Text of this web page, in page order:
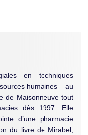
en techniques
humaines – au
de Maisonneuve tout
dès 1997. Elle
d’une pharmacie
du livre de Mirabel,